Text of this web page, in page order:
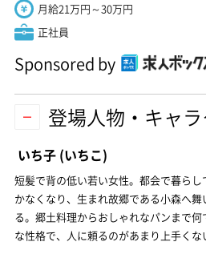
月給21万円～30万円
正社員
Sponsored by
登場人物・キャ
いち子 (いちこ)
短髪で背の低い若い女性。都会で暮ら
かなくなり、生まれ故郷である小森へ
る。郷土料理からおしゃれなパンまで
な性格で、人に頼るのがあまり上手くな